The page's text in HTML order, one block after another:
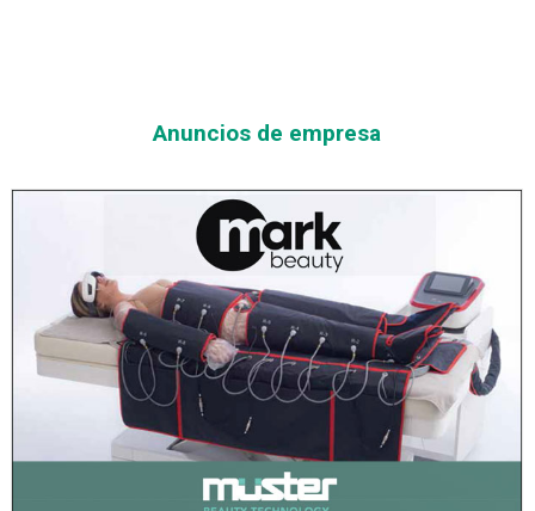
Anuncios de empresa